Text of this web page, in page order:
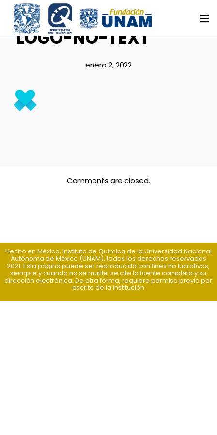
LOGO-NO-TEXT
enero 2, 2022
Comments are closed.
Hecho en México, Instituto de Química de la Universidad Nacional
Autónoma de México (UNAM), todos los derechos reservados
2021. Esta página puede ser reproducida con fines no lucrativos,
siempre y cuando no se mutile, se cite la fuente completa y su
dirección electrónica. De otra forma, requiere permiso previo por
escrito de la institución